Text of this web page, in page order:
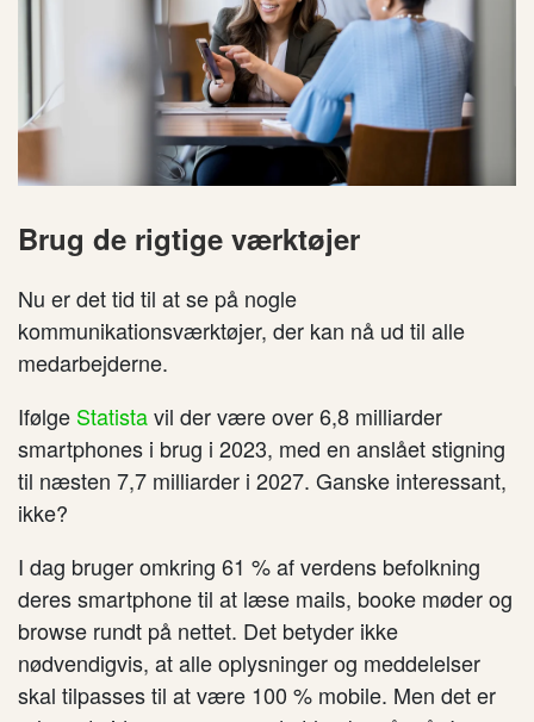
Brug de rigtige værktøjer
Nu er det tid til at se på nogle
kommunikationsværktøjer, der kan nå ud til alle
medarbejderne.
Ifølge Statistavil der være over 6,8 milliarder
smartphones i brug i 2023, med en anslået stigning
til næsten 7,7 milliarder i 2027. Ganske interessant,
ikke?
I dag bruger omkring 61 % af verdens befolkning
deres smartphone til at læse mails, booke møder og
browse rundt på nettet. Det betyder ikke
nødvendigvis, at alle oplysninger og meddelelser
skal tilpasses til at være 100 % mobile. Men det er